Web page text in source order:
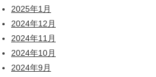
2025年1月
2024年12月
2024年11月
2024年10月
2024年9月